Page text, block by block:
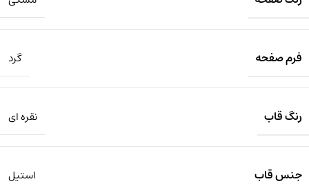
فرم صفحه گرد
رنگ قاب نقره ای
جنس قاب استیل